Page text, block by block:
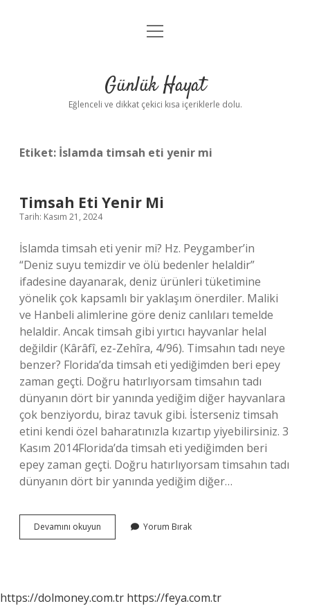
Anasayfa
Yasal Uyarı
menüyü
Günlük Hayat
Eğlenceli ve dikkat çekici kısa içeriklerle dolu.
Etiket: İslamda timsah eti yenir mi
Timsah Eti Yenir Mi
Tarih: Kasım 21, 2024
İslamda timsah eti yenir mi? Hz. Peygamber’in
“Deniz suyu temizdir ve ölü bedenler helaldir”
ifadesine dayanarak, deniz ürünleri tüketimine
yönelik çok kapsamlı bir yaklaşım önerdiler. Maliki
ve Hanbeli alimlerine göre deniz canlıları temelde
helaldir. Ancak timsah gibi yırtıcı hayvanlar helal
değildir (Kârâfî, ez-Zehîra, 4/96). Timsahın tadı neye
benzer? Florida’da timsah eti yediğimden beri epey
zaman geçti. Doğru hatırlıyorsam timsahın tadı
dünyanın dört bir yanında yediğim diğer hayvanlara
çok benziyordu, biraz tavuk gibi. İsterseniz timsah
etini kendi özel baharatınızla kızartıp yiyebilirsiniz. 3
Kasım 2014Florida’da timsah eti yediğimden beri
epey zaman geçti. Doğru hatırlıyorsam timsahın tadı
dünyanın dört bir yanında yediğim diğer…
Devamını okuyun
Eti
Yorum Bırak
https://dolmoney.com.tr https://feya.com.tr